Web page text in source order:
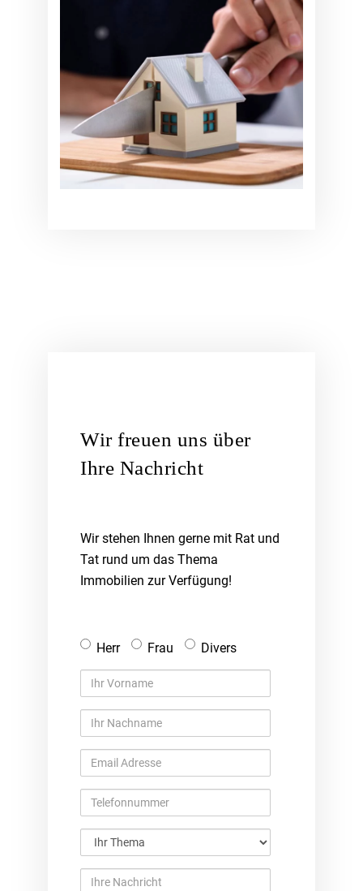
Wir freuen uns über
Ihre Nachricht
Wir stehen Ihnen gerne mit Rat und
Tat rund um das Thema
Immobilien zur Verfügung!
Anrede
Herr Frau
Divers
Ihr
Vorname
Ihr
Nachname
Email
Adresse
Telefonnummer
Ihr
Thema
Ihre